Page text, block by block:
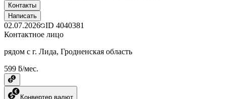
Контакты
Написать
02.07.2026 ID 4040381
Контактное лицо
рядом с г. Лида, Гродненская область
599 ƃ/мес.
Конвертер валют